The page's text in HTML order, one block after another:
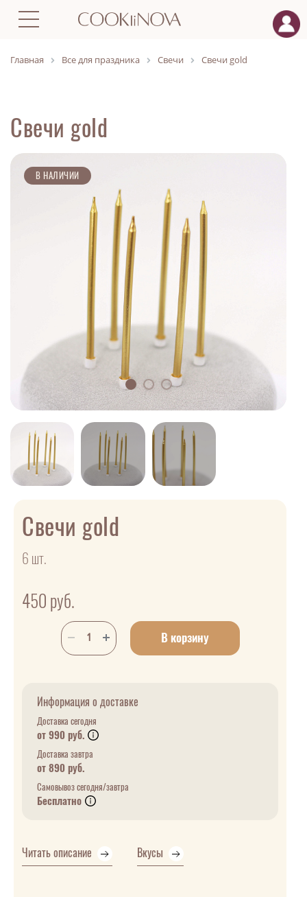
Главная Все для праздника Свечи Свечи gold
Свечи gold
В НАЛИЧИИ
Свечи gold
6 шт.
450 руб.
В корзину
Информация о доставке
Доставка сегодня
от 990 руб.
Доставка завтра
от 890 руб.
Самовывоз сегодня/завтра
Бесплатно
Читать описание Вкусы